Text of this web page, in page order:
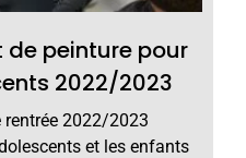
de peinture pour
2022/2023
rentrée 2022/2023
et les enfants